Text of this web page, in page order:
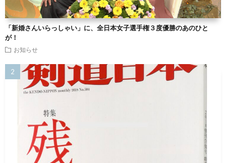
「新婚さんいらっしゃい」に、全日本女子選手権３度優勝のあのひと
が！
お知らせ